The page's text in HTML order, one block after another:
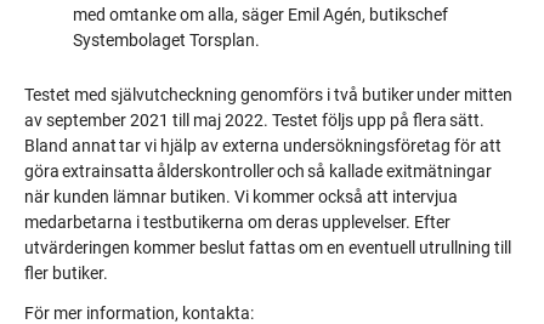
med omtanke om alla, säger Emil Agén, butikschef
Systembolaget Torsplan.
Testet med självutcheckning genomförs i två butiker under mitten
av september 2021 till maj 2022. Testet följs upp på flera sätt.
Bland annat tar vi hjälp av externa undersökningsföretag för att
göra extrainsatta ålderskontroller och så kallade exitmätningar
när kunden lämnar butiken. Vi kommer också att intervjua
medarbetarna i testbutikerna om deras upplevelser. Efter
utvärderingen kommer beslut fattas om en eventuell utrullning till
fler butiker.
För mer information, kontakta: